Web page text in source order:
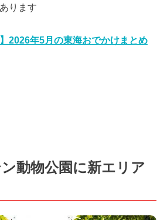
ります
2026年5月の東海おでかけまとめ
動物公園に新エリア